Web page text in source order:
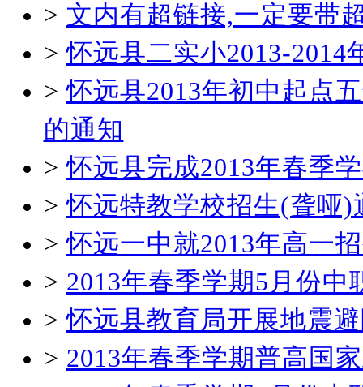
> 文内有超链接,一定要带
>怀远县二实小2013-2014
>怀远县2013年初中起点
的通知
>怀远县完成2013年春季
>怀远特教学校招生(聋哑)
>怀远一中就2013年高一
> 2013年春季学期5月份中
>怀远县教育局开展地震
> 2013年春季学期普高国